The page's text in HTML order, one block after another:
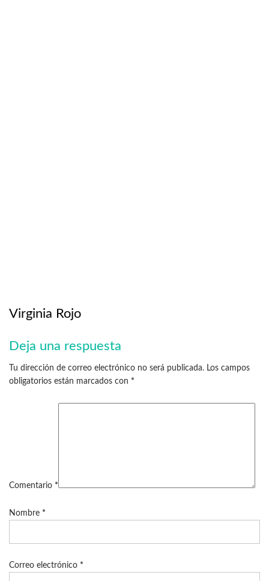
Virginia Rojo
Deja una respuesta
Tu dirección de correo electrónico no será publicada. Los campos
obligatorios están marcados con *
Comentario *
Nombre *
Correo electrónico *